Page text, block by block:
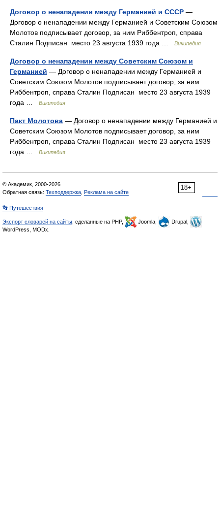
Договор о ненападении между Германией и СССР —
Договор о ненападении между Германией и Советским Союзом
Молотов подписывает договор, за ним Риббентроп, справа
Сталин Подписан место 23 августа 1939 года …
Википедия
Договор о ненападении между Советским Союзом и
Германией — Договор о ненападении между Германией и
Советским Союзом Молотов подписывает договор, за ним
Риббентроп, справа Сталин Подписан место 23 августа 1939
года …
Википедия
Пакт Молотова — Договор о ненападении между Германией и
Советским Союзом Молотов подписывает договор, за ним
Риббентроп, справа Сталин Подписан место 23 августа 1939
года …
Википедия
18+
© Академик, 2000-2026
Обратная связь: Техподдержка Реклама на сайте
👣 Путешествия
Экспорт словарей на сайты , сделанные на PHP, Joomla,
Drupal,
WordPress, MODx.